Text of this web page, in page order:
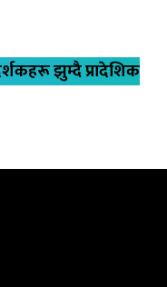
झुम्दै प्रादेशिक